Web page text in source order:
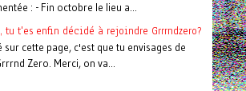
: - Fin octobre le lieu a...
tu t'es enfin décidé à rejoindre Grrrndzero?
sur cette page, c'est que tu envisages de
Zero. Merci, on va...